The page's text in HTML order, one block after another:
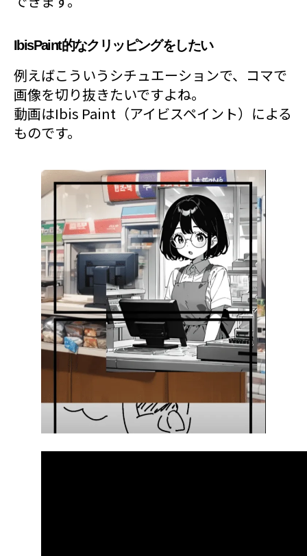
IbisPaint的なクリッピングをしたい
例えばこういうシチュエーションで、コマで
画像を切り抜きたいですよね。
動画はIbis Paint（アイビスペイント）による
ものです。